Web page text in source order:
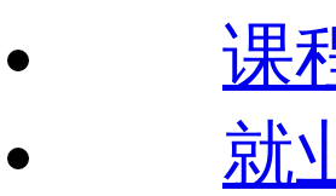
课
就